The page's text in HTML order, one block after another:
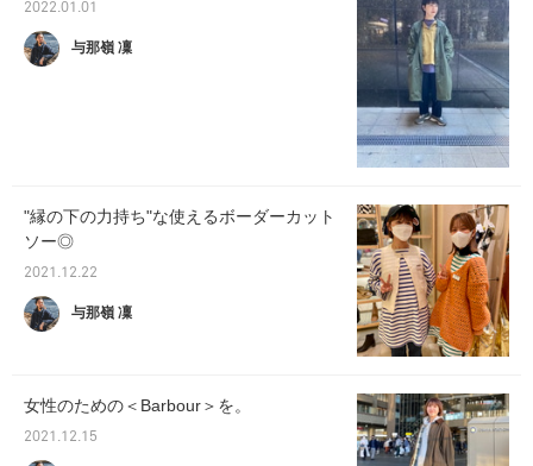
2022.01.01
与那嶺 凜
"縁の下の力持ち"な使えるボーダーカット
ソー◎
2021.12.22
与那嶺 凜
女性のための＜Barbour＞を。
2021.12.15